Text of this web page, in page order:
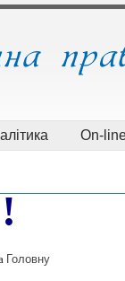
On-line
Головну